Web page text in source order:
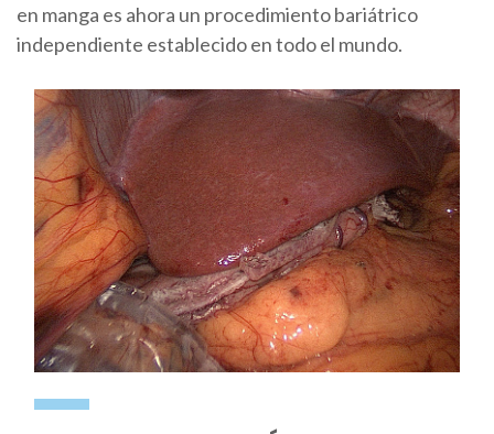
en manga es ahora un procedimiento bariátrico
independiente establecido en todo el mundo.